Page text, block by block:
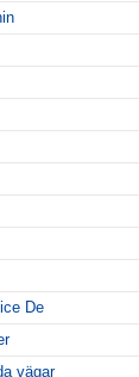
De
vägar